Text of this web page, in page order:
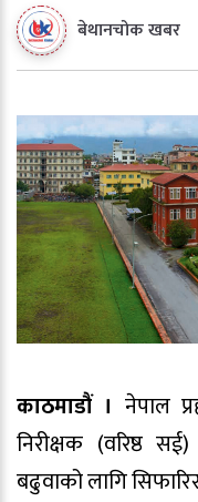
बेथानचोक खबर
काठमाडौं । नेपाल
निरीक्षक (वरिष्ठ
बढुवाको लागि